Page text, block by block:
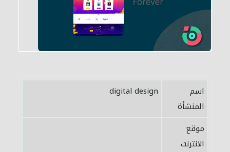
اسم
المنشأة
digital design
موقع
الانترنت